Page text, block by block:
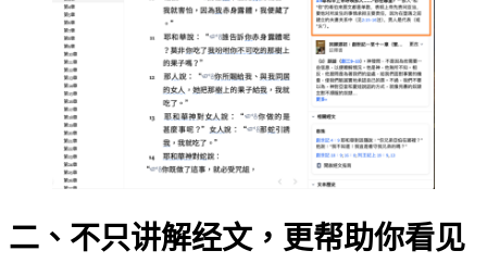
二、不只讲解经文，更帮助你看见